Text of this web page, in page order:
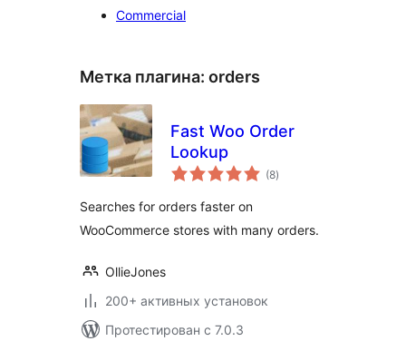
Commercial
Метка плагина: orders
Fast Woo Order
Lookup
(8общий
рейтинг
)
Searches for orders faster on
WooCommerce stores with many orders.
OllieJones
200+ активных установок
Протестирован с 7.0.3